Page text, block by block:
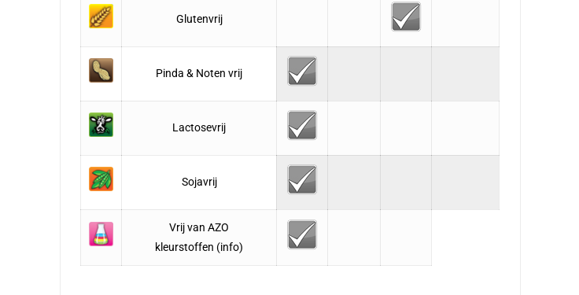
Glutenvrij
Pinda & Noten vrij
Lactosevrij
Sojavrij
Vrij van AZO
kleurstoffen (info)